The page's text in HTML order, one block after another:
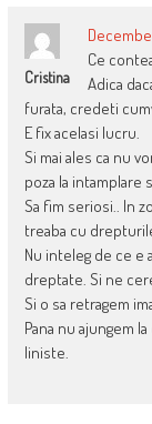
Cristina
December
Ce
Adica
furata, credeti
E fix acelasi lucru.
Si mai ales ca nu
poza la intamplare
Sa fim seriosi.. In
treaba cu
Nu inteleg de ce e
dreptate. Si ne
Si o sa retragem
Pana nu ajungem
liniste.